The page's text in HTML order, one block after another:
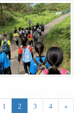
1 2 3 4 »